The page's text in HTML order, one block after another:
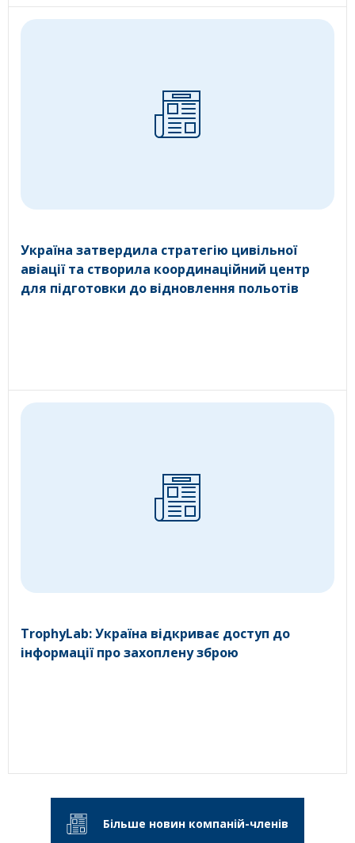
Україна затвердила стратегію цивільної
авіації та створила координаційний центр
для підготовки до відновлення польотів
TrophyLab: Україна відкриває доступ до
інформації про захоплену зброю
Більше новин компаній-членів